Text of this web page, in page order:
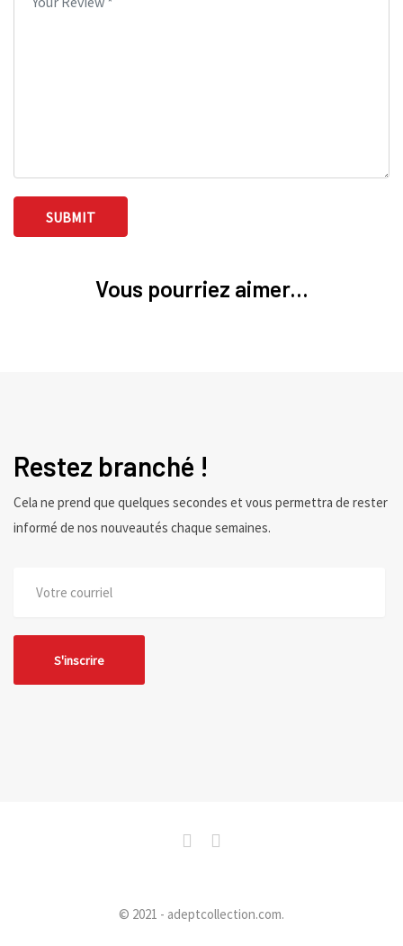
Vous pourriez aimer...
Restez branché !
Cela ne prend que quelques secondes et vous permettra de rester
informé de nos nouveautés chaque semaines.
© 2021 - adeptcollection.com.